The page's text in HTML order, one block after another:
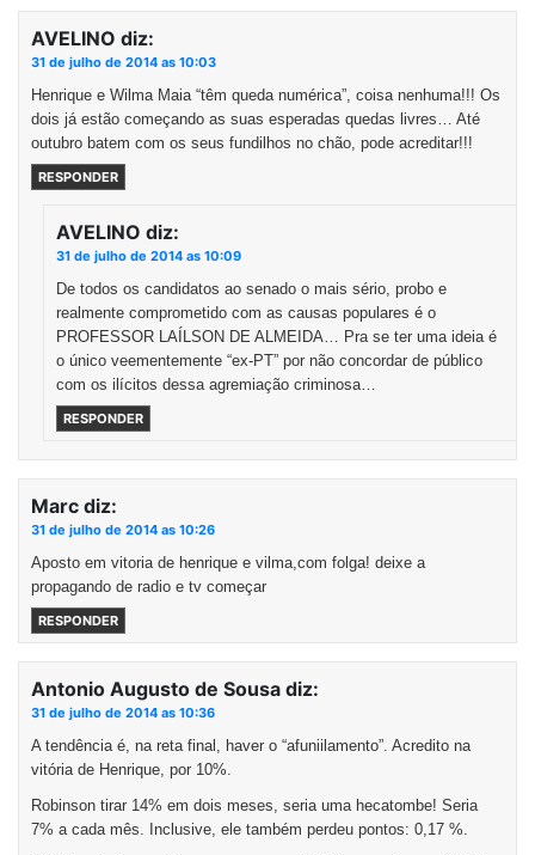
AVELINO diz:
31 de julho de 2014 as 10:03
Henrique e Wilma Maia “têm queda numérica”, coisa nenhuma!!! Os
dois já estão começando as suas esperadas quedas livres… Até
outubro batem com os seus fundilhos no chão, pode acreditar!!!
RESPONDER
AVELINO diz:
31 de julho de 2014 as 10:09
De todos os candidatos ao senado o mais sério, probo e
realmente comprometido com as causas populares é o
PROFESSOR LAÍLSON DE ALMEIDA… Pra se ter uma ideia é
o único veementemente “ex-PT” por não concordar de público
com os ilícitos dessa agremiação criminosa…
RESPONDER
Marc diz:
31 de julho de 2014 as 10:26
Aposto em vitoria de henrique e vilma,com folga! deixe a
propagando de radio e tv começar
RESPONDER
Antonio Augusto de Sousa diz:
31 de julho de 2014 as 10:36
A tendência é, na reta final, haver o “afuniilamento”. Acredito na
vitória de Henrique, por 10%.
Robinson tirar 14% em dois meses, seria uma hecatombe! Seria
7% a cada mês. Inclusive, ele também perdeu pontos: 0,17 %.